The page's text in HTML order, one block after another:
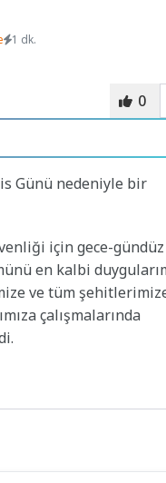
1 dk.
0
Günü nedeniyle bir
için gece-gündüz
en kalbi
ve tüm
çalışmalarında